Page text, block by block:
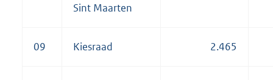
Sint Maarten
09 Kiesraad 2.465